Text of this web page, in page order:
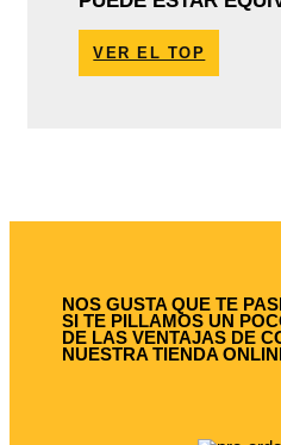
VER EL TOP
NOS GUSTA QUE TE
SI TE PILLAMOS UN
DE LAS VENTAJAS DE
NUESTRA TIENDA